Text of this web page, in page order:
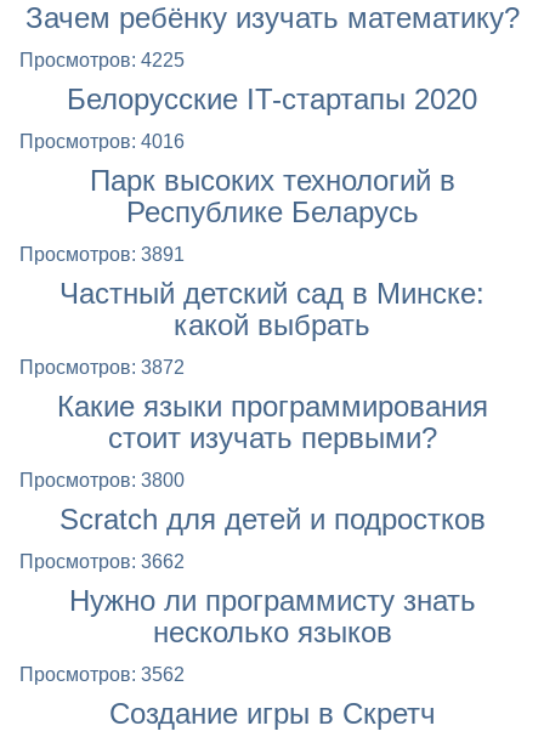
Зачем ребёнку изучать математику?
Просмотров: 4225
Белорусские IT-стартапы 2020
Просмотров: 4016
Парк высоких технологий в
Республике Беларусь
Просмотров: 3891
Частный детский сад в Минске:
какой выбрать
Просмотров: 3872
Какие языки программирования
стоит изучать первыми?
Просмотров: 3800
Scratch для детей и подростков
Просмотров: 3662
Нужно ли программисту знать
несколько языков
Просмотров: 3562
Создание игры в Скретч